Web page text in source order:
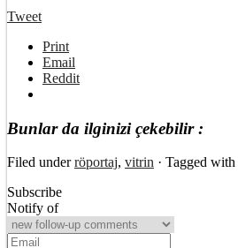
Tweet
Print
Email
Reddit
Bunlar da ilginizi çekebilir :
Filed underröportaj, vitrin · Tagged with
Subscribe
Notify of